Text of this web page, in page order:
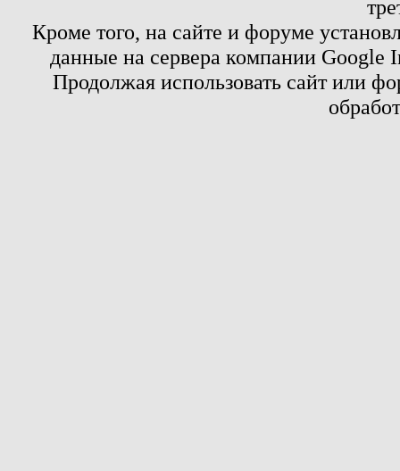
Кроме того, на сайте и форуме
данные на сервера компании
Продолжая использовать сайт или